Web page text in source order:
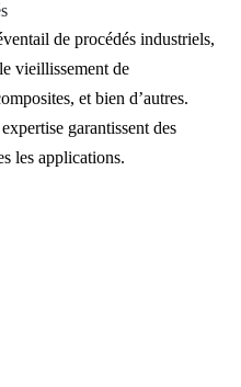
de procédés industriels,
vieillissement de
et bien d’autres.
garantissent des
les applications.